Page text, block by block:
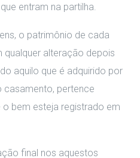
entram na partilha.
o patrimônio de cada
qualquer alteração depois
aquilo que é adquirido por
casamento, pertence
o bem esteja registrado em
final nos aquestos